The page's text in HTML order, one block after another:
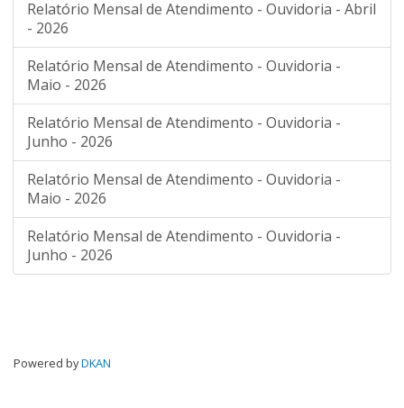
Relatório Mensal de Atendimento - Ouvidoria - Abril
- 2026
Relatório Mensal de Atendimento - Ouvidoria -
Maio - 2026
Relatório Mensal de Atendimento - Ouvidoria -
Junho - 2026
Relatório Mensal de Atendimento - Ouvidoria -
Maio - 2026
Relatório Mensal de Atendimento - Ouvidoria -
Junho - 2026
Powered byDKAN